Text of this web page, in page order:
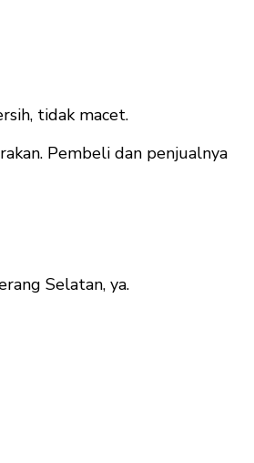
tidak macet.
Pembeli dan penjualnya
Selatan, ya.